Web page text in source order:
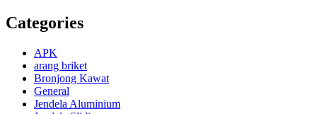
Categories
APK
arang briket
Bronjong Kawat
General
Jendela Aluminium